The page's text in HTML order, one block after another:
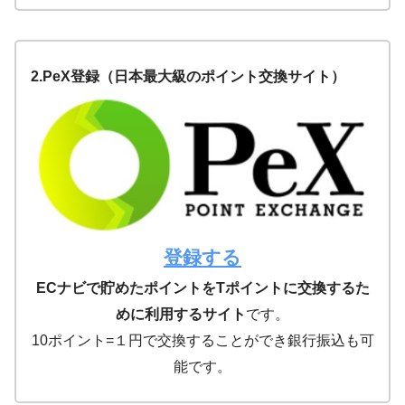
2.PeX登録（日本最大級のポイント交換サイト）
登録する
ECナビで貯めたポイントをTポイントに交換するた
めに利用するサイト です。
10ポイント=１円で交換することができ銀行振込も可
能です。